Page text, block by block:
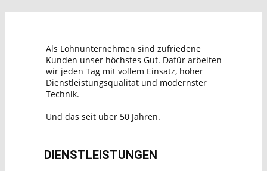
Als Lohnunternehmen sind zufriedene
Kunden unser höchstes Gut. Dafür arbeiten
wir jeden Tag mit vollem Einsatz, hoher
Dienstleistungsqualität und modernster
Technik.
Und das seit über 50 Jahren.
DIENSTLEISTUNGEN